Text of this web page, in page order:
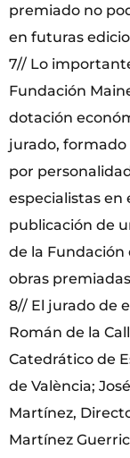
premiado no
en futuras
7// Lo
Fundación
dotación
jurado,
por
especialistas en
publicación de
de la Fundación
obras
8// El jurado de
Román de la
Catedrático de
de València;
Martínez,
Martínez